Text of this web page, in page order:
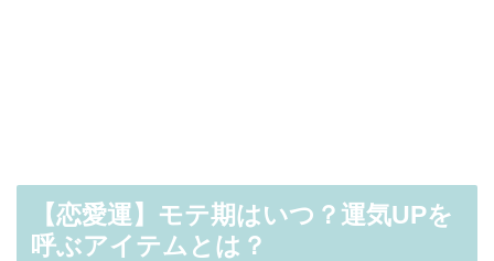
【恋愛運】モテ期はいつ？運気UPを
呼ぶアイテムとは？